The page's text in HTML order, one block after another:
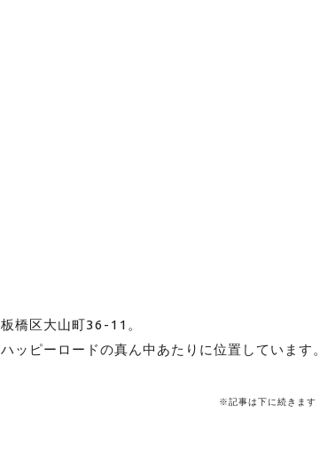
板橋区大山町36-11 。
ハッピーロードの真ん中あたりに位置しています。
※記事は下に続きます